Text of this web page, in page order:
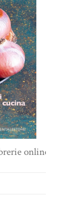
online